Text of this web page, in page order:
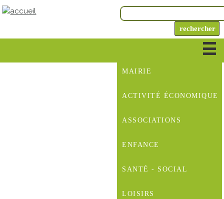
MAIRIE
ACTIVITÉ ÉCONOMIQUE
ASSOCIATIONS
ENFANCE
SANTÉ - SOCIAL
LOISIRS